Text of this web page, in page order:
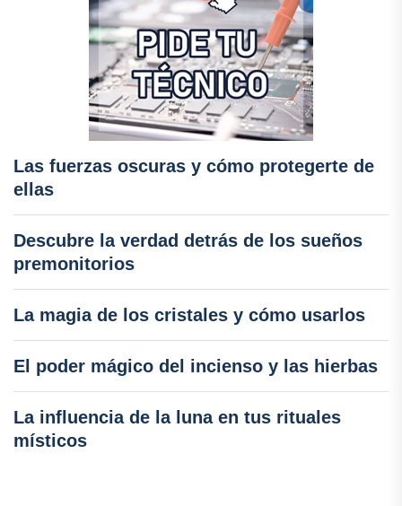
Las fuerzas oscuras y cómo protegerte de
ellas
Descubre la verdad detrás de los sueños
premonitorios
La magia de los cristales y cómo usarlos
El poder mágico del incienso y las hierbas
La influencia de la luna en tus rituales
místicos